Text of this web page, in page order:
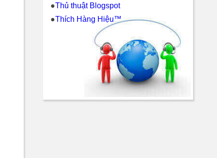
●Thủ thuật Blogspot
●Thích Hàng Hiệu™